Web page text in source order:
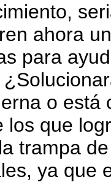
ahora
para
o está
los que
trampa
ya que